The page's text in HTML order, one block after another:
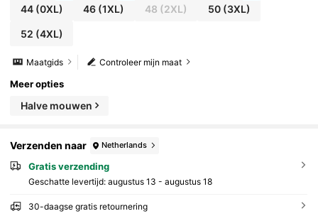
44(0XL) 46 (1XL) 48 (2XL) 50(3XL)
52 (4XL)
Controleer mijn maat
Maatgids
Meer opties
Halve mouwen
Verzenden naar Netherlands
Gratis verzending
Geschatte levertijd: augustus 13 - augustus 18
30-daagse gratis retournering